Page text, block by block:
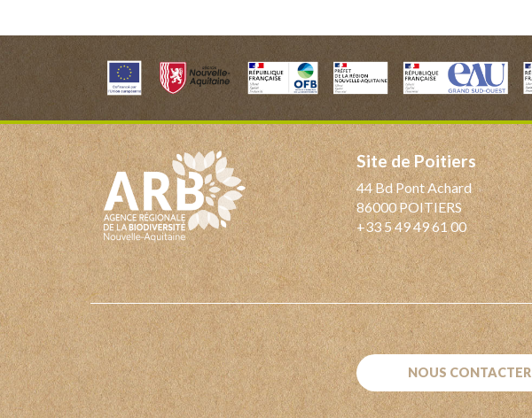
Site de Poitiers
44 Bd Pont Achard
86000 POITIERS
+33 5 49 49 61 00
NOUS CONTACTER